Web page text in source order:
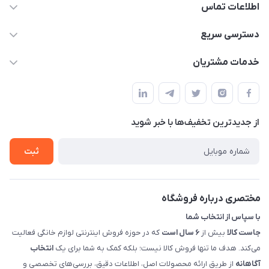
اطلاعات تماس
09398557137
سمت چپ (فروشگاه صوتی عباسی) - "تحویل حضوری فقط با
هماهنگی"
دسترسی سریع
لیست محصولات
حساب کاربری
تماس با ما
خدمات مشتریان
راهنما
پرسش های شما
شرایط و ضوابط گارانتی
روش های بازگرداندن کالا
از جدید‌ترین تخفیف‌ها با‌ خبر شوید
ثبت
مختصری درباره فروشگاه
با سپاس از انتخاب شما
جاست کالا بیش از ۶ سال است
که در حوزه فروش اینترنتی لوازم خانگی فعالیت
می‌کند. هدف ما تنها فروش کالا نیست؛ بلکه کمک به شما برای یک انتخاب
آگاهانه از طریق ارائه محصولات اصل، اطلاعات دقیق، بررسی‌های تخصصی و